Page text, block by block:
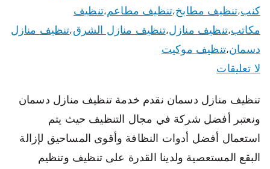
كنب،تنظيف مطابخ،تنظيف مطاعم،تنظيف
مكاتب،تنظيف منازل،تنظيف منازل الشرق،تنظيف منازل
دسمان،تنظيف موكيت
لا تعليقات
تنظيف منازل دسمان نقدم خدمة تنظيف منازل دسمان
ونعتبر أفضل شركة في مجال التنظيف حيث يتم
استعمال أفضل أدوات النظافة وأقوى المساحيق لإزالة
البقع المستعصية ولدينا القدرة على تنظيف وتنظيم